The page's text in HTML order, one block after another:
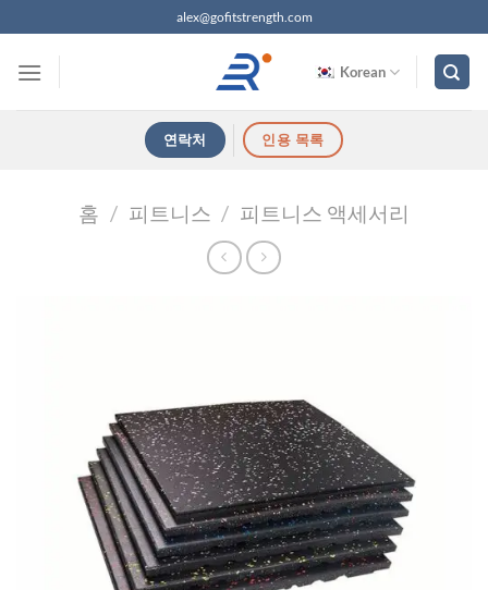
텐
alex@gofitstrength.com
Korean
연락처 인용 목록
홈 / 피트니스 / 피트니스 액세서리